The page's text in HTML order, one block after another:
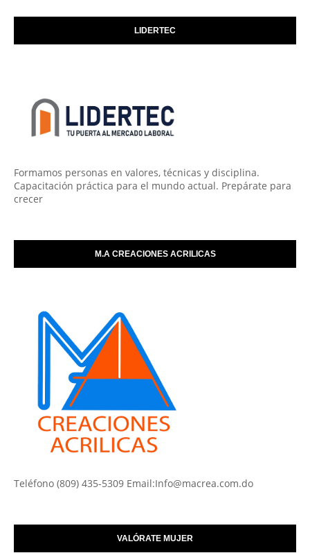
LIDERTEC
Formamos personas en valores, técnicas y disciplina.
Capacitación práctica para el mundo actual. Prepárate para
crecer
M.A CREACIONES ACRILICAS
Teléfono (809) 435-5309 Email:Info@macrea.com.do
VALÓRATE MUJER